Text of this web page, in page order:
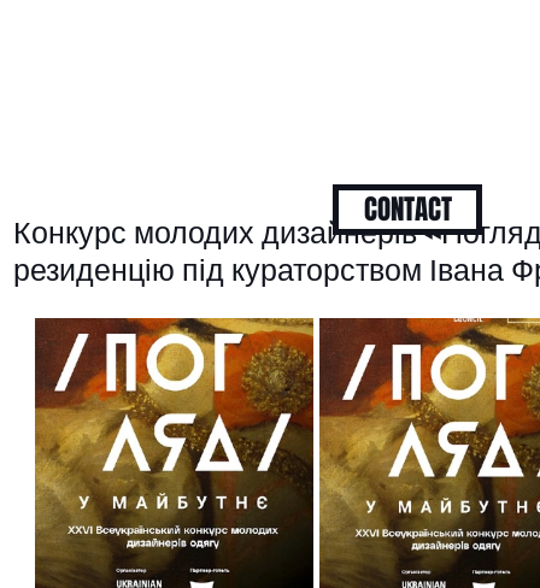
Конкурс молодих дизайнерів
резиденцію під кураторством Івана
CONTACT